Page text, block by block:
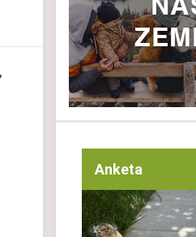
Anketa